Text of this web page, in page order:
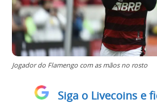
Jogador do Flamengo com as mãos no rosto
Siga o Livecoins e